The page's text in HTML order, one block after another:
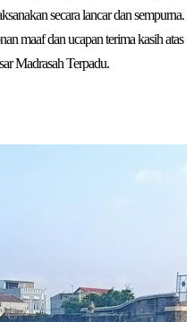
secara lancar dan sempurna.
maaf dan ucapan terima kasih atas
Madrasah Terpadu.